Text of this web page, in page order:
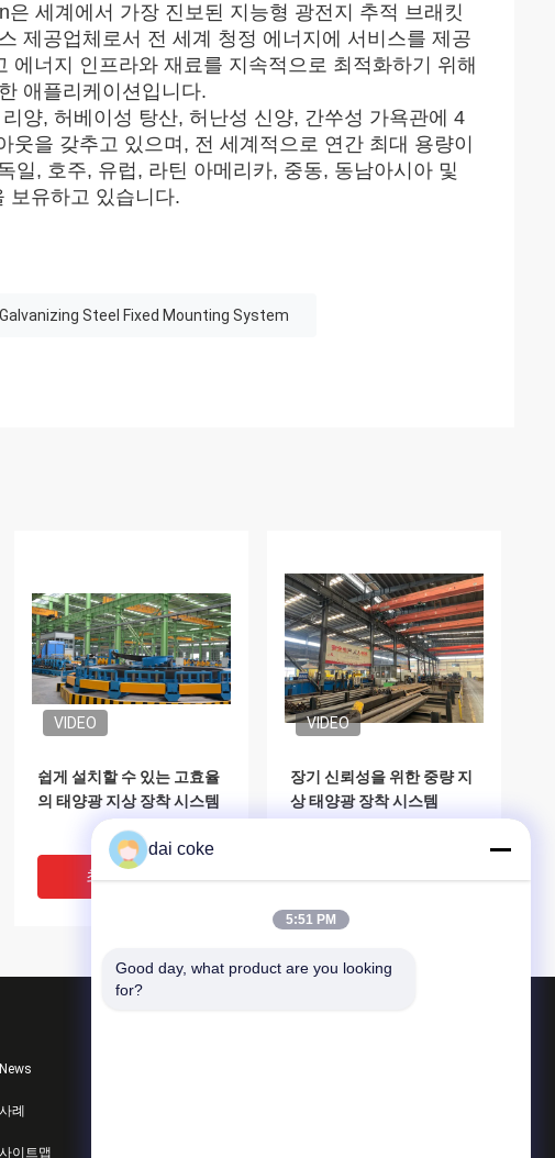
세계에서 가장 진보된 지능형 광전지 추적 브래킷
제공업체로서 전 세계 청정 에너지에 서비스를 제공
너지 인프라와 재료를 지속적으로 최적화하기 위해
애플리케이션입니다.
양, 허베이성 탕산, 허난성 신양, 간쑤성 가욕관에 4
을 갖추고 있으며, 전 세계적으로 연간 최대 용량이
일, 호주, 유럽, 라틴 아메리카, 중동, 동남아시아 및
보유하고 있습니다.
Galvanizing Steel Fixed Mounting System
VIDEO
쉽게 설치할 수 있는 고효율
의 태양광 지상 장착 시스템
최고의 가격
VIDEO
장기 신뢰성을 위한 중량 지
상 태양광 장착 시스템
최고의 가격
News
사례
사이트맵
dai coke
5:51 PM
Good day, what product are you looking
for?